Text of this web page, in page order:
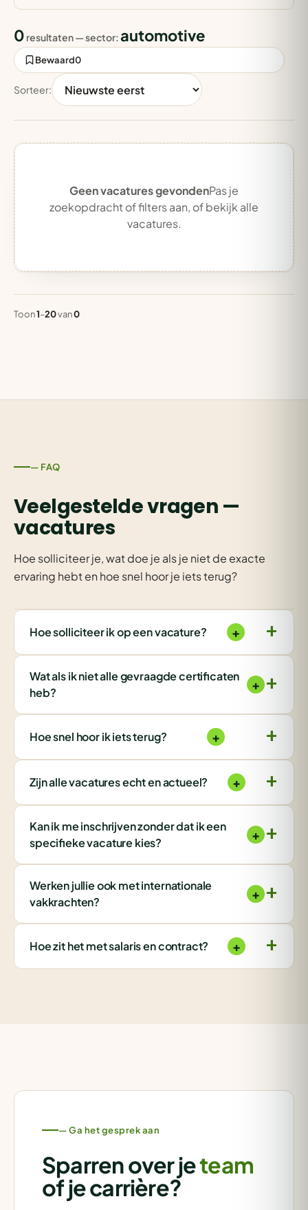
0 resultaten — sector:automotive
Bewaard0
Sorteer:
Geen vacatures gevondenPas je
zoekopdracht of filters aan, ofbekijk alle
vacatures.
Toon1–20van0
— FAQ
Veelgestelde vragen —
vacatures
Hoe solliciteer je, wat doe je als je niet de exacte
ervaring hebt en hoe snel hoor je iets terug?
Hoe solliciteer ik op een vacature? +
Wat als ik niet alle gevraagde certificaten
heb?
+
Hoe snel hoor ik iets terug? +
Zijn alle vacatures echt en actueel? +
Kan ik me inschrijven zonder dat ik een
specifieke vacature kies?
+
Werken jullie ook met internationale
vakkrachten?
+
Hoe zit het met salaris en contract? +
— Ga het gesprek aan
Sparren over jeteam
of je carrière?